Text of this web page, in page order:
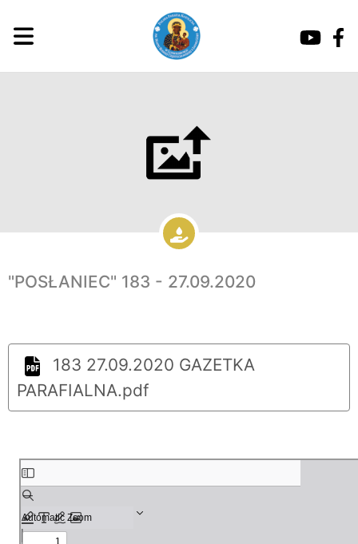
"POSŁANIEC" 183 - 27.09.2020
183 27.09.2020 GAZETKA
PARAFIALNA.pdf